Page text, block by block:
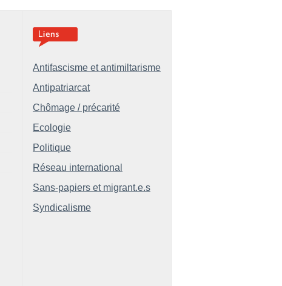
Antifascisme et antimiltarisme
Antipatriarcat
Chômage / précarité
Ecologie
Politique
Réseau international
Sans-papiers et migrant.e.s
Syndicalisme